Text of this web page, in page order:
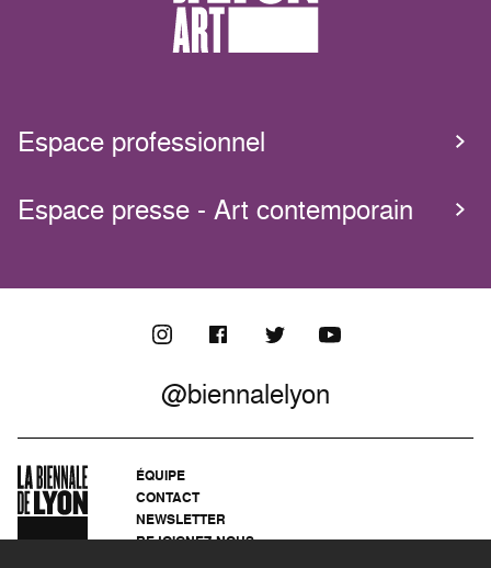
Espace professionnel
Espace presse - Art contemporain
@biennalelyon
ÉQUIPE
CONTACT
NEWSLETTER
REJOIGNEZ-NOUS